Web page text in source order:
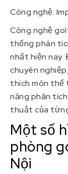
Công nghệ:
Công nghệ
thống phân
nhất hiện
chuyên
thích môn thể
năng phân
thuật của
Một số
phòng
Nội